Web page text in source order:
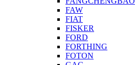
FAW
FIAT
FISKER
FORD
FORTHING
FOTON